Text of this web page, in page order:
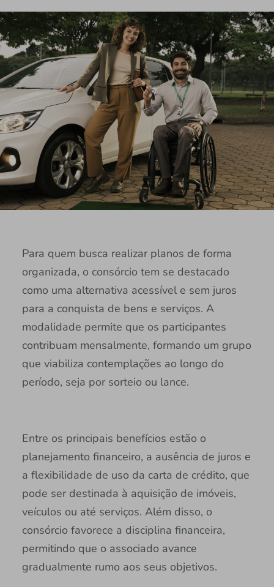
Para quem busca realizar planos de forma
organizada, o consórcio tem se destacado
como uma alternativa acessível e sem juros
para a conquista de bens e serviços. A
modalidade permite que os participantes
contribuam mensalmente, formando um grupo
que viabiliza contemplações ao longo do
período, seja por sorteio ou lance.
Entre os principais benefícios estão o
planejamento financeiro, a ausência de juros e
a flexibilidade de uso da carta de crédito, que
pode ser destinada à aquisição de imóveis,
veículos ou até serviços. Além disso, o
consórcio favorece a disciplina financeira,
permitindo que o associado avance
gradualmente rumo aos seus objetivos.